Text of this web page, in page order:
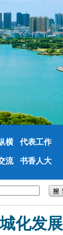
横 代表工作
流 书香人大
化发展